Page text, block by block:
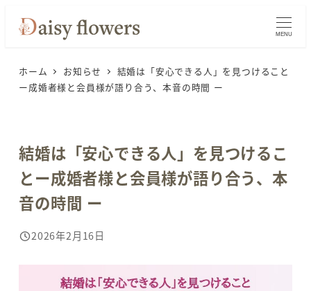
MENU
ホーム お知らせ
結婚は「安心できる人」を見つけること
ー成婚者様と会員様が語り合う、本音の時間 ー
結婚は「安心できる人」を見つけるこ
とー成婚者様と会員様が語り合う、本
音の時間 ー
投稿日
2026年2月16日